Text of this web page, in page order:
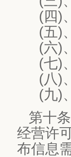
(四)、
(五)、
(六)、
(七)、
(八)、
(九)、
第十
经营许
布信息